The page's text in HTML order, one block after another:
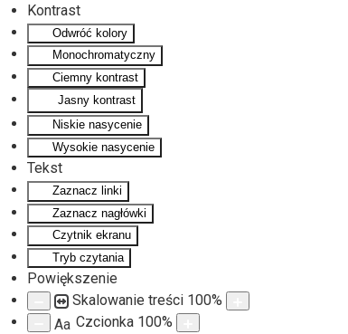
Kontrast
Odwróć kolory
Monochromatyczny
Ciemny kontrast
Jasny kontrast
Niskie nasycenie
Wysokie nasycenie
Tekst
Zaznacz linki
Zaznacz nagłówki
Czytnik ekranu
Tryb czytania
Powiększenie
Skalowanie treści 100%
Aa Czcionka 100%